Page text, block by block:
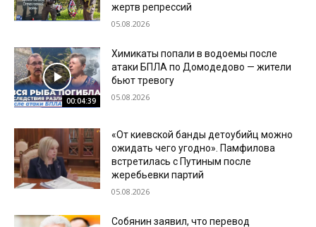
жертв репрессий
05.08.2026
00:04:39
Химикаты попали в водоемы после
атаки БПЛА по Домодедово — жители
бьют тревогу
05.08.2026
«От киевской банды детоубийц можно
ожидать чего угодно». Памфилова
встретилась с Путиным после
жеребьевки партий
05.08.2026
Собянин заявил, что перевод